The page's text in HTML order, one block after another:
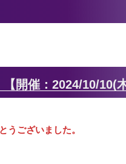
開催：2024/10/10(
うございました。